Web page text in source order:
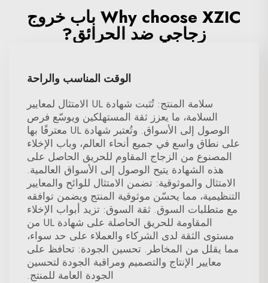
Why choose XZIC باب خروج
زجاجي ضد الحرائق?
الوقت المناسب والراحة
سلامة المنتج: تُثبت شهادة UL الامتثال لمعايير
السلامة، ما يعزز ثقة المستهلكين ويوسّع فرص
الوصول إلى الأسواق. وتُعتبر شهادة UL معترفًا بها
على نطاق واسع في جميع أنحاء العالم، وباب الإخلاء
المصنوع من الزجاج المقاوم للحريق الحاصل على
هذه الشهادة يتيح الوصول إلى الأسواق العالمية.
الامتثال والموثوقية: تضمن الامتثال للوائح والمعايير
التنظيمية، مما يحسّن موثوقية المنتج ويضمن توافقه
مع متطلبات السوق. ثقة السوق: تزيد أبواب الإخلاء
المقاومة للحريق الحاصلة على شهادة UL من
مستوى الثقة لدى الشركاء والعملاء على حد سواء،
مما يقلل من المخاطر. تحسين الجودة: تحافظ على
معايير الإنتاج والتصميم ومراقبة الجودة لتحسين
الجودة العامة للمنتج.